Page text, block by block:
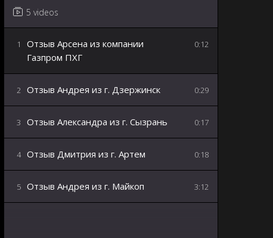
5 videos
1
Отзыв Арсена из компании
Газпром ПХГ
0:12
2 Отзыв Андрея из г. Дзержинск 0:29
3 Отзыв Александра из г. Сызрань 0:17
4 Отзыв Дмитрия из г. Артем 0:18
5 Отзыв Андрея из г. Майкоп 3:12